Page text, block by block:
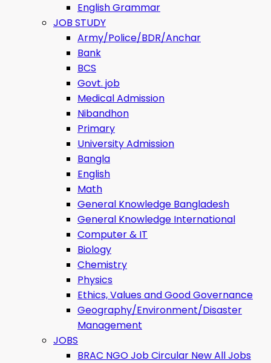
English Grammar
JOB STUDY
Army/Police/BDR/Anchar
Bank
BCS
Govt. job
Medical Admission
Nibandhon
Primary
University Admission
Bangla
English
Math
General Knowledge Bangladesh
General Knowledge International
Computer & IT
Biology
Chemistry
Physics
Ethics, Values ​​and Good Governance
Geography/Environment/Disaster
Management
JOBS
BRAC NGO Job Circular New All Jobs